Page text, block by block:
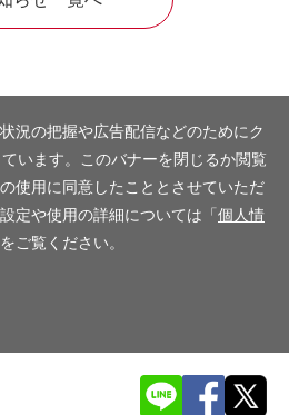
況の把握や広告配信などのためにク
います。このバナーを閉じるか閲覧
使用に同意したこととさせていただ
定や使用の詳細については「個人情
ご覧ください。